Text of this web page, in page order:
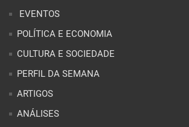
EVENTOS
POLÍTICA E ECONOMIA
CULTURA E SOCIEDADE
PERFIL DA SEMANA
ARTIGOS
ANÁLISES